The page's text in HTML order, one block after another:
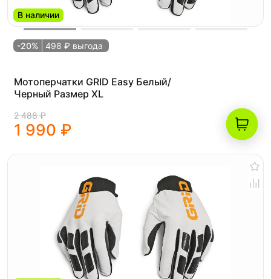
В наличии
-20% 498 ₽ выгода
Мотоперчатки GRID Easy Белый/
Черный Размер XL
2 488 ₽
1 990 ₽